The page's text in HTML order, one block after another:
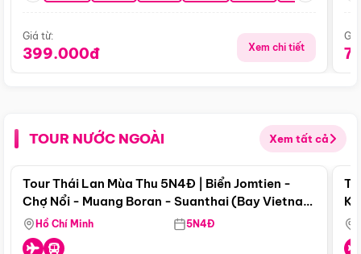
Giá từ:
399.000đ Xem chi tiết
TOUR NƯỚC NGOÀI Xem tất cả
Điểm nổi bật
Tour Thái Lan Mùa Thu 5N4Đ | Biển Jomtien -
Chợ Nổi - Muang Boran - Suanthai (Bay Vietnam
Airlines)
Hồ Chí Minh 5N4Đ